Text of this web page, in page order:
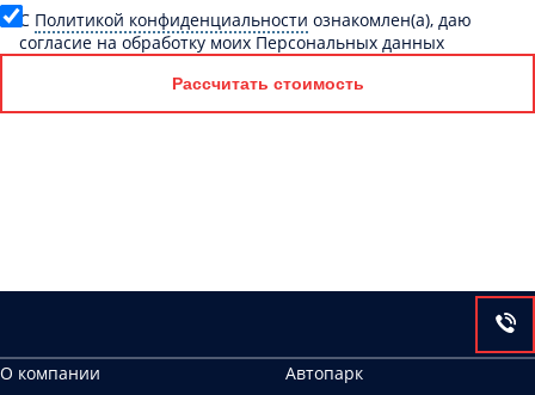
C Политикой конфиденциальности ознакомлен(а), даю
согласие на обработку моих Персональных данных
Рассчитать стоимость
О компании Автопарк